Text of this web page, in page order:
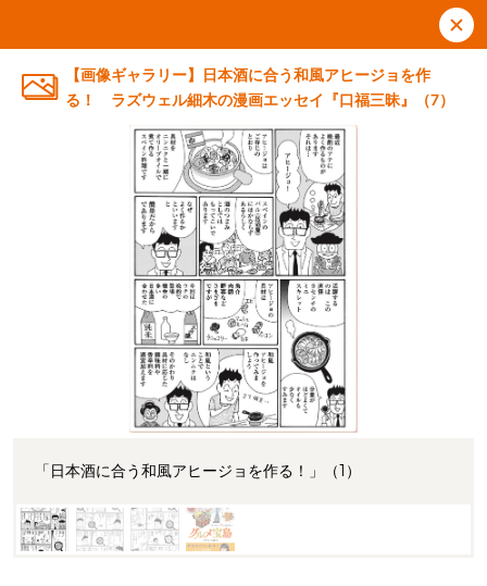
【画像ギャラリー】日本酒に合う和風アヒージョを作
る！ ラズウェル細木の漫画エッセイ『口福三昧』（7）
「日本酒に合う和風アヒージョを作る！」（1）